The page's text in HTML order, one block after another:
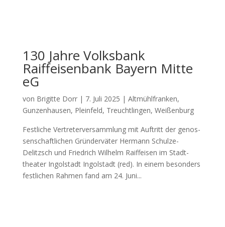
130 Jahre Volksbank
Raiffeisenbank Bayern Mitte
eG
von Brigitte Dorr| 7. Juli 2025 | Altmühlfranken,
Gunzenhausen, Pleinfeld, Treuchtlingen, Weißenburg
Fest­li­che Ver­tre­ter­ver­samm­lung mit Auf­tritt der genos­
sen­schaft­li­chen Grün­der­vä­ter Her­mann Schul­ze-
Delitzsch und Fried­rich Wil­helm Raiff­ei­sen im Stadt­
thea­ter Ingol­stadt Ingol­stadt (red). In einem beson­ders
fest­li­chen Rah­men fand am 24. Juni...